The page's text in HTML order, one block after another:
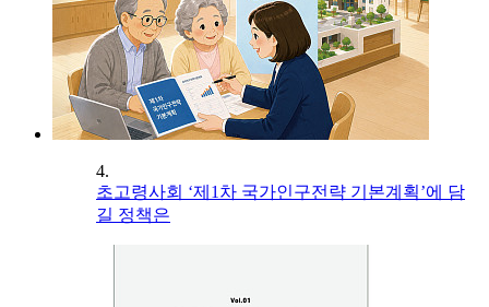
4.
초고령사회 ‘제1차 국가인구전략 기본계획’에 담
길 정책은